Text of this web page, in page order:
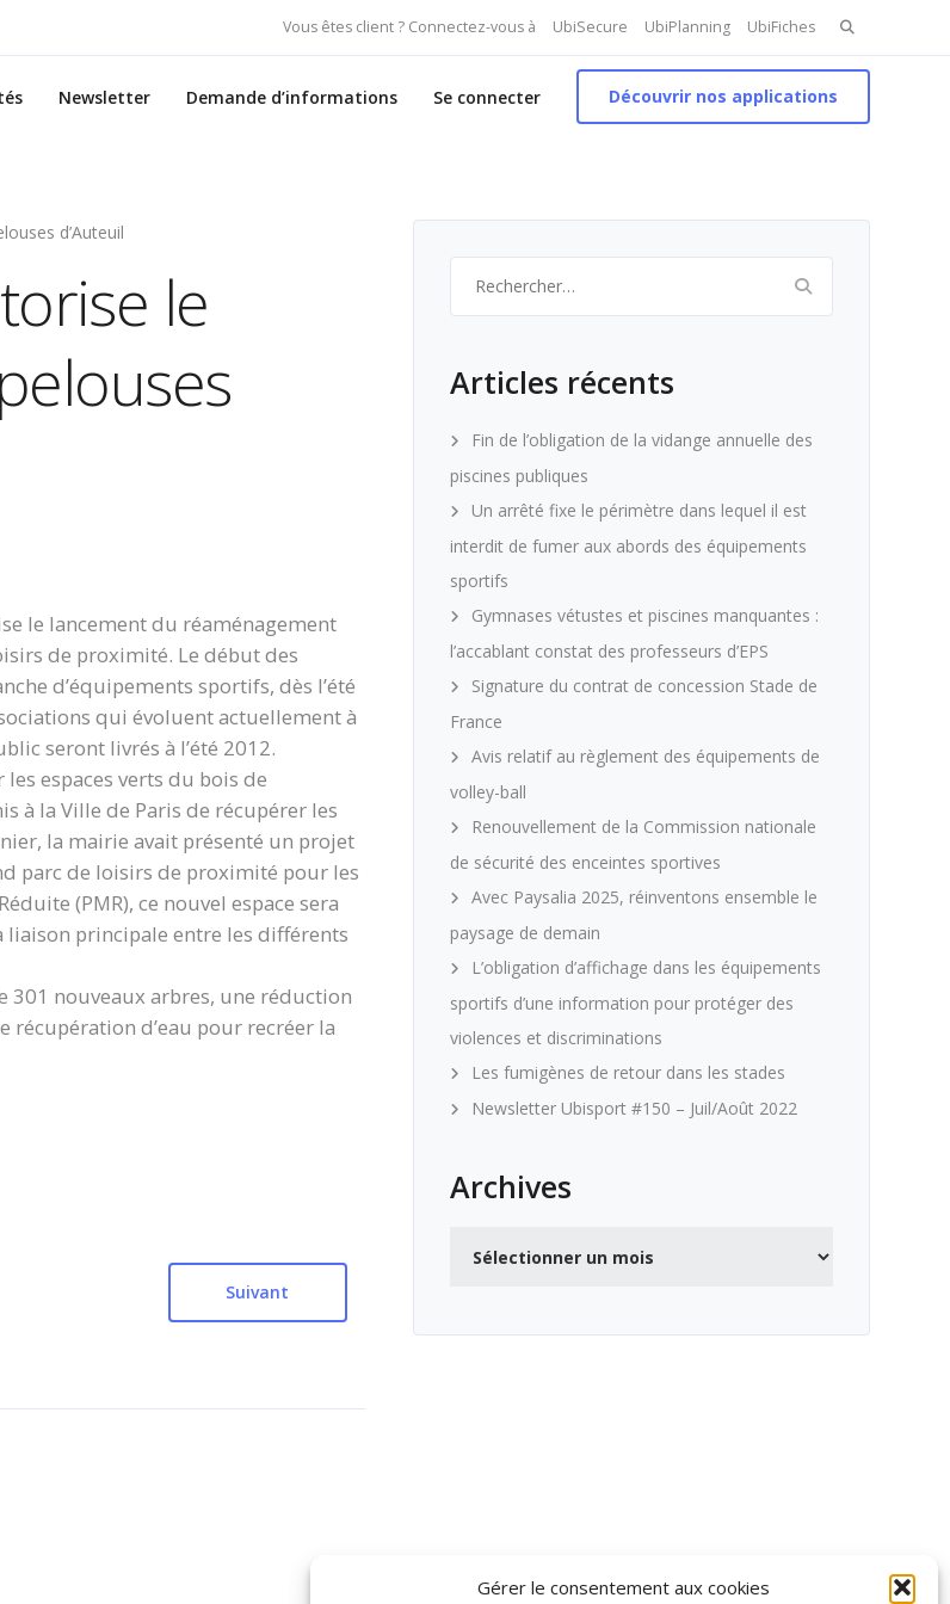
Gérer le consentement aux cookies
Vous êtes client ? Connectez-vous à UbiSecure UbiPlanning UbiFiches Search
for:
Newsletter Demande d’informations Se connecter Découvrir nos applications
d’Auteuil
le
le lancement du réaménagement
de proximité. Le début des
d’équipements sportifs, dès l’été
qui évoluent actuellement à
seront livrés à l’été 2012.
espaces verts du bois de
à la Ville de Paris de récupérer les
la mairie avait présenté un projet
parc de loisirs de proximité pour les
(PMR), ce nouvel espace sera
principale entre les différents
301 nouveaux arbres, une réduction
récupération d’eau pour recréer la
Suivant
Articles récents
Fin de l’obligation de la vidange annuelle des
piscines publiques
Un arrêté fixe le périmètre dans lequel il est
interdit de fumer aux abords des équipements
sportifs
Gymnases vétustes et piscines manquantes :
l’accablant constat des professeurs d’EPS
Signature du contrat de concession Stade de
France
Avis relatif au règlement des équipements de
volley-ball
Renouvellement de la Commission nationale
de sécurité des enceintes sportives
Avec Paysalia 2025, réinventons ensemble le
paysage de demain
L’obligation d’affichage dans les équipements
sportifs d’une information pour protéger des
violences et discriminations
Les fumigènes de retour dans les stades
Newsletter Ubisport #150 – Juil/Août 2022
Archives